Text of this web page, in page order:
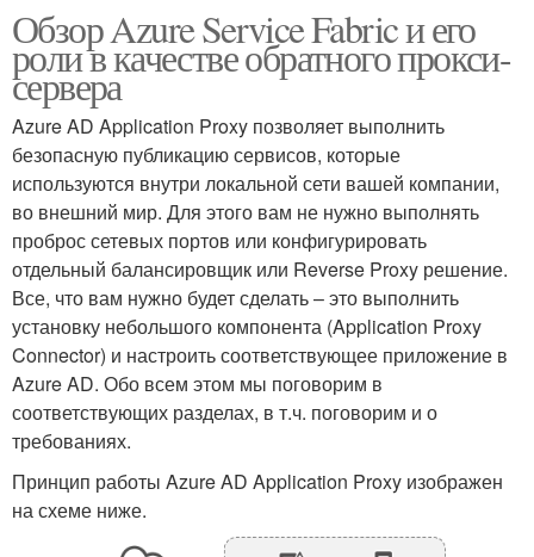
Обзор Azure Service Fabric и его
роли в качестве обратного прокси-
сервера
Azure AD Application Proxy позволяет выполнить
безопасную публикацию сервисов, которые
используются внутри локальной сети вашей компании,
во внешний мир. Для этого вам не нужно выполнять
проброс сетевых портов или конфигурировать
отдельный балансировщик или Reverse Proxy решение.
Все, что вам нужно будет сделать – это выполнить
установку небольшого компонента (Application Proxy
Connector) и настроить соответствующее приложение в
Azure AD. Обо всем этом мы поговорим в
соответствующих разделах, в т.ч. поговорим и о
требованиях.
Принцип работы Azure AD Application Proxy изображен
на схеме ниже.